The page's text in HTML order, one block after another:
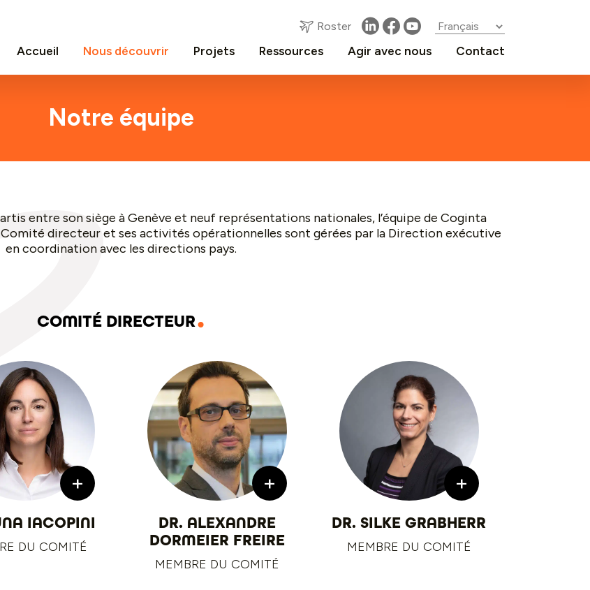
Roster
Accueil Nous découvrir Projets Ressources Agir avec nous Contact
Notre équipe
entre son siège à Genève et neuf représentations nationales, l’équipe de Coginta
directeur et ses activités opérationnelles sont gérées par la Direction exécutive
en coordination avec les directions pays.
COMITÉ DIRECTEUR
+
IACOPINI
DU COMITÉ
+
DR. ALEXANDRE
DORMEIER FREIRE
MEMBRE DU COMITÉ
+
DR. SILKE GRABHERR
MEMBRE DU COMITÉ